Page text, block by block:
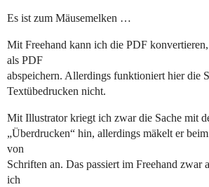
Es ist zum Mäusemelken …
Mit Freehand kann ich die PDF
als PDF
abspeichern. Allerdings funktioniert hier die
Textübedrucken nicht.
Mit Illustrator kriegt ich zwar die Sache mit
„Überdrucken“ hin, allerdings mäkelt er
von
Schriften an. Das passiert im Freehand zwar
ich